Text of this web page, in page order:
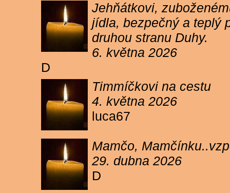
Jehňátkovi,
jídla, bezpečný a teplý
druhou stranu Duhy.
6. května 2026
D
Timmíčkovi na cestu
4. května 2026
luca67
Mamčo,
29. dubna 2026
D